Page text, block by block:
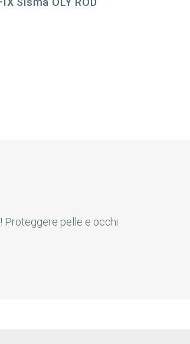
Proteggere pelle e occhi